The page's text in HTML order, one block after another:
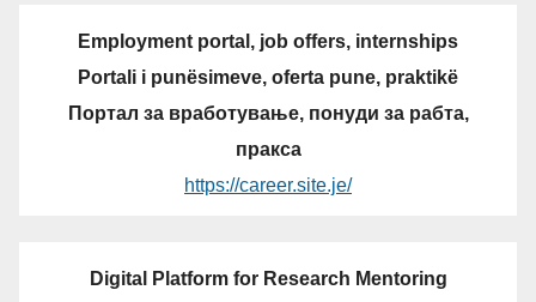
Employment portal, job offers, internships
Portali i punësimeve, oferta pune, praktikë
Портал за вработување, понуди за рабта,
пракса
https://career.site.je/
Digital Platform for Research Mentoring